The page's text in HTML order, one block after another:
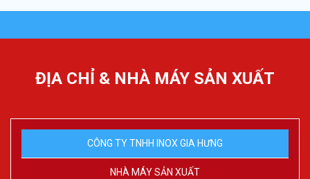
ĐỊA CHỈ & NHÀ MÁY SẢN XUẤT
CÔNG TY TNHH INOX GIA HƯNG
NHÀ MÁY SẢN XUẤT